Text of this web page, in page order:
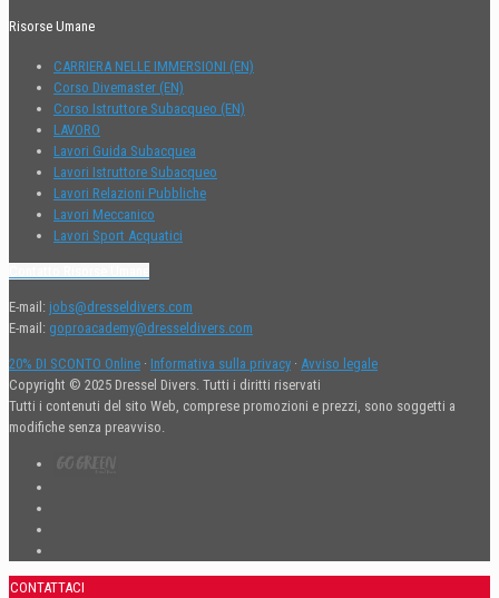
Risorse Umane
CARRIERA NELLE IMMERSIONI (EN)
Corso Divemaster (EN)
Corso Istruttore Subacqueo (EN)
LAVORO
Lavori Guida Subacquea
Lavori Istruttore Subacqueo
Lavori Relazioni Pubbliche
Lavori Meccanico
Lavori Sport Acquatici
E-mail: jobs@dresseldivers.com
E-mail: goproacademy@dresseldivers.com
20% DI SCONTO Online · Informativa sulla privacy · Avviso legale
Copyright © 2025 Dressel Divers. Tutti i diritti riservati
Tutti i contenuti del sito Web, comprese promozioni e prezzi, sono soggetti a
modifiche senza preavviso.
CONTATTACI